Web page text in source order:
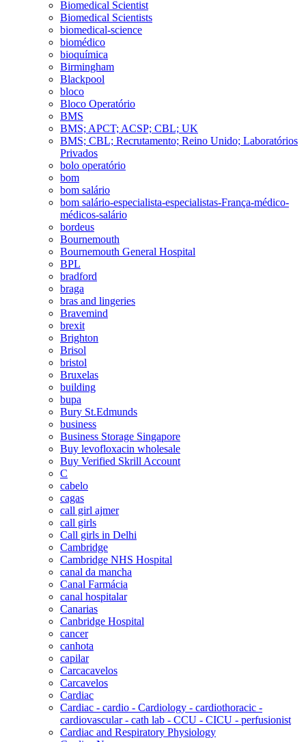
Biomedical Scientist
Biomedical Scientists
biomedical-science
biomédico
bioquímica
Birmingham
Blackpool
bloco
Bloco Operatório
BMS
BMS; APCT; ACSP; CBL; UK
BMS; CBL; Recrutamento; Reino Unido; Laboratórios
Privados
bolo operatório
bom
bom salário
bom salário-especialista-especialistas-França-médico-
médicos-salário
bordeus
Bournemouth
Bournemouth General Hospital
BPL
bradford
braga
bras and lingeries
Bravemind
brexit
Brighton
Brisol
bristol
Bruxelas
building
bupa
Bury St.Edmunds
business
Business Storage Singapore
Buy levofloxacin wholesale
Buy Verified Skrill Account
C
cabelo
cagas
call girl ajmer
call girls
Call girls in Delhi
Cambridge
Cambridge NHS Hospital
canal da mancha
Canal Farmácia
canal hospitalar
Canarias
Canbridge Hospital
cancer
canhota
capilar
Carcacavelos
Carcavelos
Cardiac
Cardiac - cardio - Cardiology - cardiothoracic -
cardiovascular - cath lab - CCU - CICU - perfusionist
Cardiac and Respiratory Physiology